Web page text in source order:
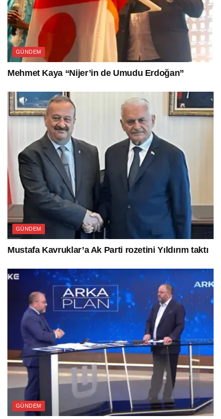
GÜNDEM
Mehmet Kaya “Nijer’in de Umudu Erdoğan”
GÜNDEM
Mustafa Kavruklar’a Ak Parti rozetini Yıldırım taktı
GÜNDEM